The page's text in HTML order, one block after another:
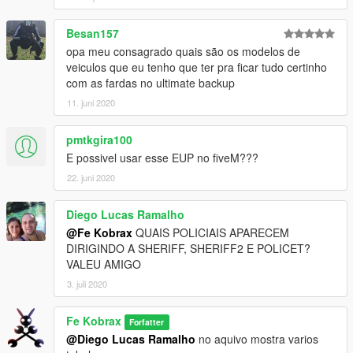
local: C: > Program Files (x86) > Steam > steamapps >
common > Grand Theft Auto V > lspdfr
4- [opcional] "UltimateBackup"
open folder ULTIMATEBACKUP CONFIGURADO, extract
UltimateBackup to
local C: > Program Files (x86) > Steam > steamapps >
common > Grand Theft Auto V > plugins > LSPDFR
Version BETA R1
Released.
All Police LIST:
Ambiental. / GARRA
ForcaTatica. / COE(beta)
RadioPatrulha. / Guarda Municipal(beta)
TransitoSP. / CHOQUE
ROTA. / TOR.
BAEP. / PRF.
[PT]Atualizacao
Quem quiser ajudar fazer sugestao adiocionar mais farda,
Besan157
opa meu consagrado quais são os modelos de
veiculos que eu tenho que ter pra ficar tudo certinho
com as fardas no ultimate backup
11. juni 2020
pmtkgira100
E possivel usar esse EUP no fiveM???
22. juni 2020
Diego Lucas Ramalho
@Fe Kobrax QUAIS POLICIAIS APARECEM
DIRIGINDO A SHERIFF, SHERIFF2 E POLICET?
VALEU AMIGO
3. juli 2020
Fe Kobrax Forfatter
@Diego Lucas Ramalho no aquivo mostra varios